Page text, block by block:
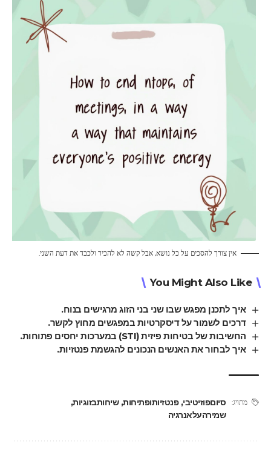
אין צורך להסכים על כל נושא, אבל קשה לא להכיר ולכבד את דעת השני.
You Might Also Like
איך לתכנן מפגש שבו שני בני הזוג מרגישים בנוח.
דרכים לשמור על דיסקרטיות במפגשים מחוץ לקשר.
החשיבות של בטיחות פיזית (STI) במערכות יחסים פתוחות.
איך לבחור את האנשים הנכונים להגשמת פנטזיות.
מתויג: סיוםפוזיטיבי,פנטזיותופתיחות,שיחותבזוגיות,
שמירהעלאנרגיה